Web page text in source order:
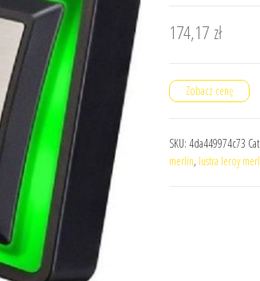
174,17 zł
Zobacz cenę
SKU: 4da449974c73
merlin, lustra leroy